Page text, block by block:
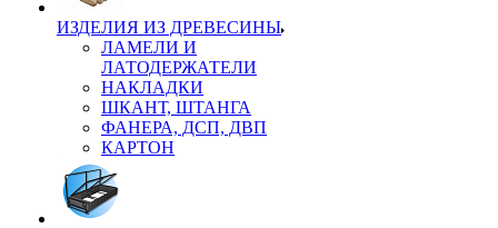
ИЗДЕЛИЯ ИЗ ДРЕВЕСИНЫ
ЛАМЕЛИ И
ЛАТОДЕРЖАТЕЛИ
НАКЛАДКИ
ШКАНТ, ШТАНГА
ФАНЕРА, ДСП, ДВП
КАРТОН